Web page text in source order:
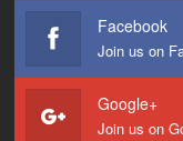
Facebook
Join us on
Google+
Join us on